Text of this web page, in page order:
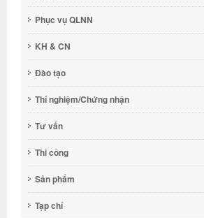
Phục vụ QLNN
KH & CN
Đào tạo
Thí nghiệm/Chứng nhận
Tư vấn
Thi công
Sản phẩm
Tạp chí